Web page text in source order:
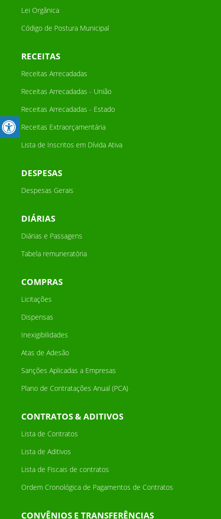
Lei Orgânica
Código de Postura Municipal
RECEITAS
Receitas Arrecadadas
Receitas Arrecadadas - União
Receitas Arrecadadas - Estado
Receitas Extraorçamentária
Lista de Inscritos em Dívida Ativa
DESPESAS
Despesas Gerais
DIÁRIAS
Diárias e Passagens
Tabela remuneratória
COMPRAS
Licitações
Dispensas
Inexigibilidades
Atas de Adesão
Sanções Aplicadas a Empresas
Plano de Contratações Anual (PCA)
CONTRATOS & ADITIVOS
Lista de Contratos
Lista de Aditivos
Lista de Fiscais de contratos
Ordem Cronológica de Pagamentos de Contratos
CONVÊNIOS E TRANSFERÊNCIAS